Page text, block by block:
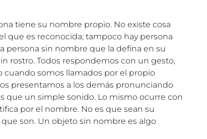
tiene su nombre propio. No existe cosa
que es reconocida; tampoco hay persona
persona sin nombre que la defina en su
rostro. Todos respondemos con un gesto,
somos llamados por el propio
presentamos a los demás pronunciando
que un simple sonido. Lo mismo ocurre con
por el nombre. No es que sean su
son. Un objeto sin nombre es algo